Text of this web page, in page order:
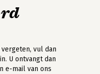
vul dan
U ontvangt dan
e-mail van ons